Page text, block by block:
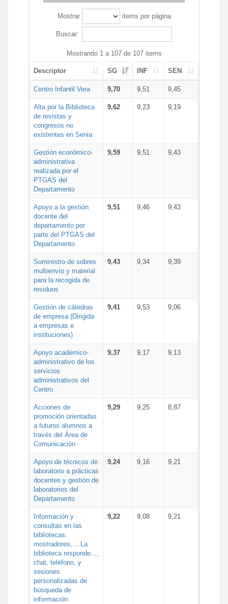
Mostrar items por página
Buscar:
Mostrando 1 a 107 de 107 items
Descriptor SG INF SEN
Centro Infantil Vera 9,70 9,51 9,45
Alta por la Biblioteca
de revistas y
congresos no
existentes en Senia
9,62 9,23 9,19
Gestión económico-
administrativa
realizada por el
PTGAS del
Departamento
9,59 9,51 9,43
Apoyo a la gestión
docente del
departamento por
parte del PTGAS del
Departamento
9,51 9,46 9,43
Suministro de sobres
multienvío y material
para la recogida de
residuos
9,43 9,34 9,39
Gestión de cátedras
de empresa (Dirigida
a empresas e
instituciones)
9,41 9,53 9,06
Apoyo académico-
administrativo de los
servicios
administrativos del
Centro
9,37 9,17 9,13
Acciones de
promoción orientadas
a futuros alumnos a
través del Área de
Comunicación
9,29 9,25 8,87
Apoyo de técnicos de
laboratorio a prácticas
docentes y gestión de
laboratorios del
Departamento
9,24 9,16 9,21
Información y
consultas en las
bibliotecas:
mostradores, ...La
biblioteca responde...,
chat, teléfono, y
sesiones
personalizadas de
búsqueda de
información
9,22 9,08 9,21